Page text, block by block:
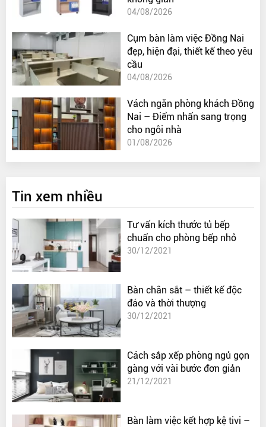
04/08/2026
Cụm bàn làm việc Đồng Nai
đẹp, hiện đại, thiết kế theo yêu
cầu
04/08/2026
Vách ngăn phòng khách Đồng
Nai – Điểm nhấn sang trọng
cho ngôi nhà
01/08/2026
Tin xem nhiều
Tư vấn kích thước tủ bếp
chuẩn cho phòng bếp nhỏ
30/12/2021
Bàn chân sắt – thiết kế độc
đáo và thời thượng
30/12/2021
Cách sắp xếp phòng ngủ gọn
gàng với vài bước đơn giản
21/12/2021
Bàn làm việc kết hợp kệ tivi –